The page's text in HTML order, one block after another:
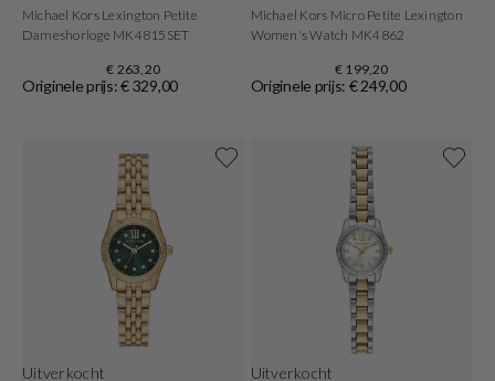
Michael Kors Lexington Petite
Dameshorloge MK4815SET
€ 263,20
Originele prijs: € 329,00
Michael Kors Micro Petite Lexington
Women's Watch MK4862
€ 199,20
Originele prijs: € 249,00
Uitverkocht Uitverkocht